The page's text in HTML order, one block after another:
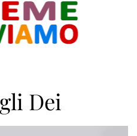
Dei